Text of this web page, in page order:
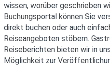
wissen, worüber geschrieben
Buchungsportal können Sie
direkt buchen oder auch
Reiseangeboten stöbern.
Reiseberichten bieten wir in
Möglichkeit zur